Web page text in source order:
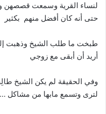
لنساء القرية وسمعت قصصهن
حتى أنه كان أفضل منهم بكثير
طبخت ما طلب الشيخ وذهبت إليه
أريد أن أبقى مع زوجي
وفي الحقيقة لم يكن الشيخ
لترى وتسمع مابها من مشاكل …